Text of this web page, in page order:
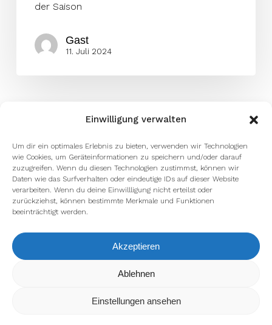
Einwilligung verwalten
Um dir ein optimales Erlebnis zu bieten, verwenden wir Technologien
wie Cookies, um Geräteinformationen zu speichern und/oder darauf
zuzugreifen. Wenn du diesen Technologien zustimmst, können wir
Daten wie das Surfverhalten oder eindeutige IDs auf dieser Website
verarbeiten. Wenn du deine Einwillligung nicht erteilst oder
zurückziehst, können bestimmte Merkmale und Funktionen
beeinträchtigt werden.
Akzeptieren
Ablehnen
Einstellungen ansehen
der Saison
Gast
11. Juli 2024
Wir verwenden Cookies, um dir die bestmögliche Erfahrung auf
kannst du erfahren, welche Cookies wir
verwenden oder sie ausschalten.